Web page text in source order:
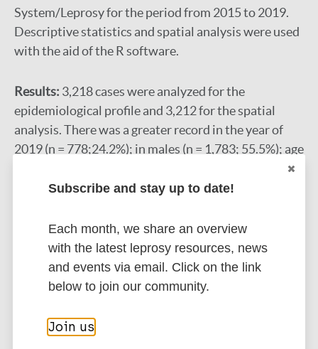
System/Leprosy for the period from 2015 to 2019.
Descriptive statistics and spatial analysis were used
with the aid of the R software.
Results: 3,218 cases were analyzed for the
epidemiological profile and 3,212 for the spatial
analysis. There was a greater record in the year of
2019 (n = 778;24.2%); in males (n = 1,783; 55.5%); age
multibacillary classification (n = 2,095; 65.2%);
physical disability 0 (n = 1,611; 50.2%). 171 (76.7%)
municipalities that reported cases were identified,
and simple and compound conglomerates were
detected involving 31 municipalities located further
Subscribe and stay up to date!
Each month, we share an overview
with the latest leprosy resources, news
and events via email. Click on the link
below to join our community.
Join us